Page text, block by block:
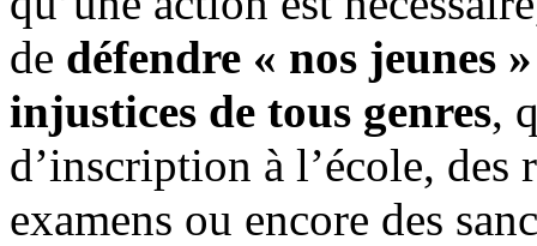
de défendre « nos jeunes
injustices de tous genres,
d’inscription à l’école, des
examens ou encore des